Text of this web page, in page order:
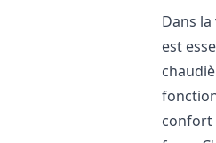
Dans
est
confort